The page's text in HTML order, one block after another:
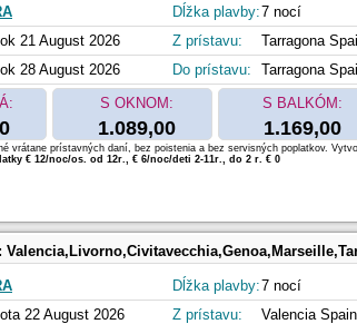
21 August 2026
28 August 2026
Dĺžka plavby:7 nocí
Z prístavu:
Tarragona
Do prístavu:
Tarragona
S OKNOM:
1.089,00
S BALKÓM:
1.169,00
vrátane prístavných daní, bez poistenia a bez servisných poplatkov.
€ 12/noc/os. od 12r., € 6/noc/deti 2-11r., do 2 r. € 0
22 August 2026
Dĺžka plavby:7 nocí
Z prístavu:
Valencia Spain